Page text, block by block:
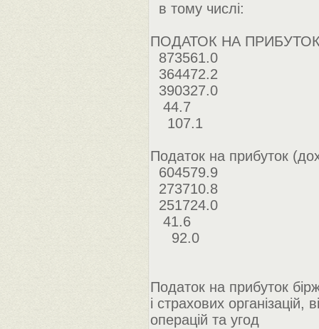
в тому числі:
ПОДАТОК НА
873561.0
364472.2
390327.0
44.7
107.1
Податок на прибуток
604579.9
273710.8
251724.0
41.6
92.0
Податок на прибуток
і страхових організацій,
операцій та угод